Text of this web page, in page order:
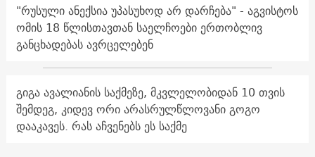
"რუსული ანექსია უპასუხოდ არ დარჩება" - აგვისტოს
ომის 18 წლისთავთან საელჩოები ერთობლივ
განცხადებას ავრცელებენ
გიგა ავალიანის საქმეზე, მკვლელობიდან 10 თვის
შემდეგ, კიდევ ორი არასრულწლოვანი გოგო
დააკავეს. რას აჩვენებს ეს საქმე